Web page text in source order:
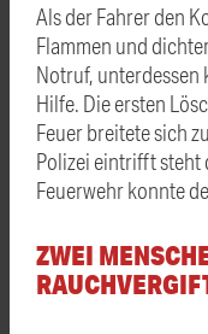
Als der Fahrer den
Flammen und
Notruf, unterdessen
Hilfe. Die ersten
Feuer breitete sich
Polizei eintrifft steht
Feuerwehr konnte
ZWEI